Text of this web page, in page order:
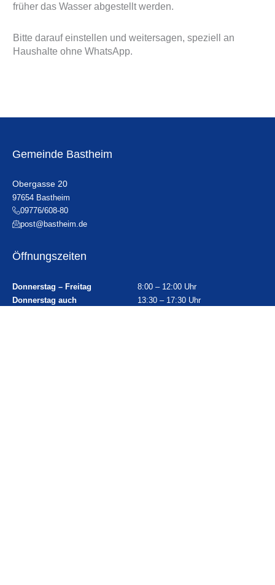
früher das Wasser abgestellt werden.
Bitte darauf einstellen und weitersagen, speziell an
Haushalte ohne WhatsApp.
Gemeinde Bastheim
Obergasse 20
97654 Bastheim
09776/608-80
post@bastheim.de
Öffnungszeiten
Donnerstag – Freitag
8:00 – 12:00 Uhr
Donnerstag auch
13:30 – 17:30 Uhr